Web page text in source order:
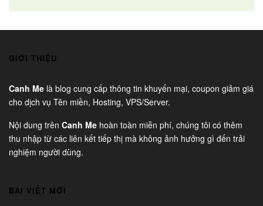
GIỚI THIỆU
Canh Melà blog cung cấp thông tin khuyến mại, coupon giảm giá
cho dịch vụ Tên miền, Hosting, VPS/Server.
Nội dung trên Canh Mehoàn toàn miễn phí, chúng tôi có thêm
thu nhập từ các liên kết tiếp thị mà không ảnh hưởng gì đến trải
nghiệm người dùng.
BÀI VIẾT MỚI